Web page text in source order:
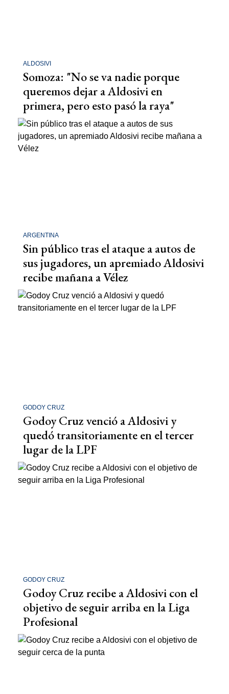
ALDOSIVI
Somoza: "No se va nadie porque
queremos dejar a Aldosivi en
primera, pero esto pasó la raya"
ARGENTINA
Sin público tras el ataque a autos de
sus jugadores, un apremiado Aldosivi
recibe mañana a Vélez
GODOY CRUZ
Godoy Cruz venció a Aldosivi y
quedó transitoriamente en el tercer
lugar de la LPF
GODOY CRUZ
Godoy Cruz recibe a Aldosivi con el
objetivo de seguir arriba en la Liga
Profesional